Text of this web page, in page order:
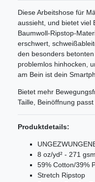
Diese Arbeitshose für
aussieht, und bietet viel
Baumwoll-Ripstop-
erschwert,
den besonders
problemlos hinhocken,
am Bein ist dein
Bietet mehr
Taille, Beinöffnung
Produktdetails:
8 oz/yd² - 271 gsm
59% Cotton/39%
Stretch Ripstop